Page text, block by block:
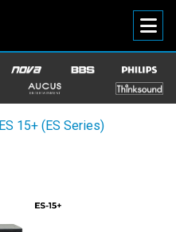
ES 15+ (ES Series)